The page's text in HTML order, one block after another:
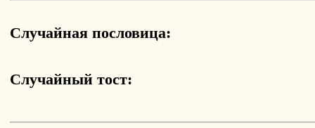
Случайная пословица:
Случайный тост: